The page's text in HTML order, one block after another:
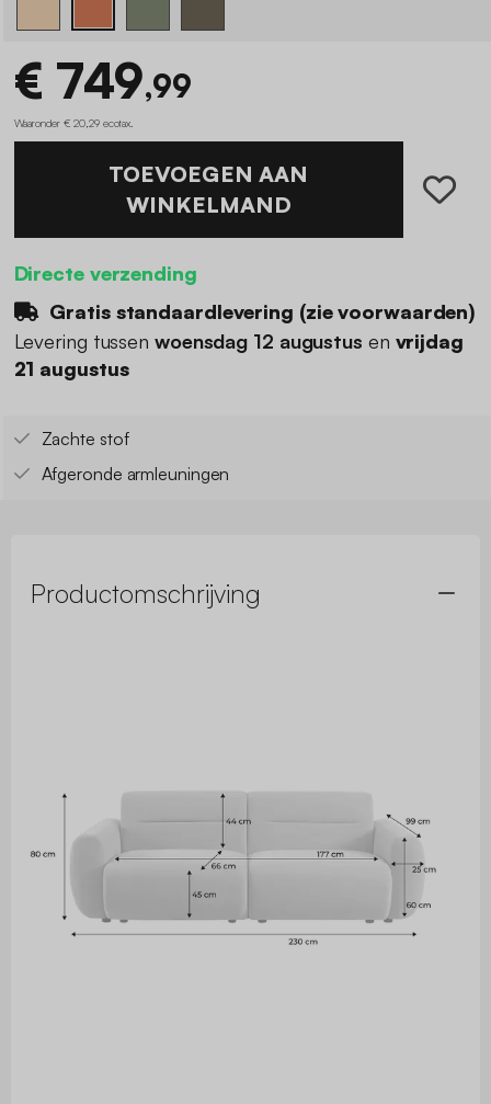
€ 749,99
Waaronder € 20,29 ecotax
TOEVOEGEN AAN
WINKELMAND
Directe verzending
Gratis standaardlevering (zie voorwaarden)
Levering tussen woensdag 12 augustus en vrijdag
21 augustus
Zachte stof
Afgeronde armleuningen
Productomschrijving